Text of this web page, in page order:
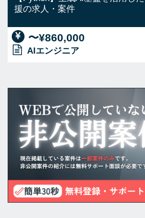
援の求人・案件
〜¥860,000
AIエンジニア